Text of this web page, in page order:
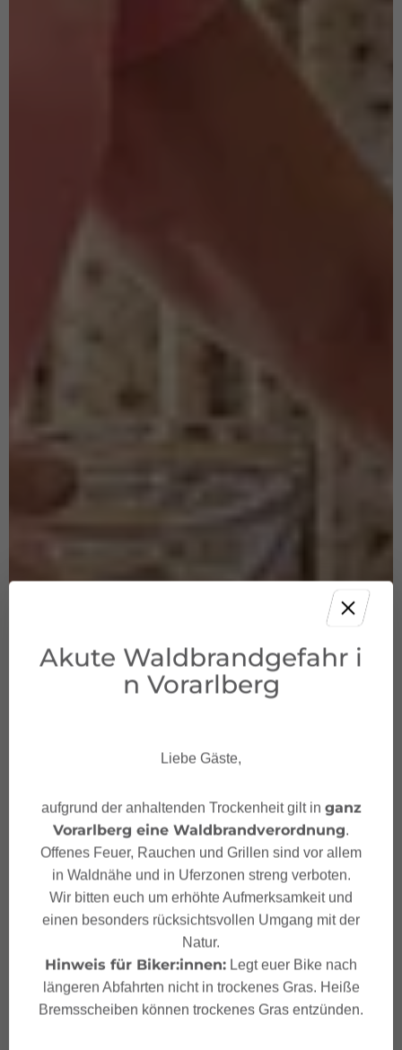
Akute Waldbrandgefahr i
n Vorarlberg
Liebe Gäste,
aufgrund der anhaltenden Trockenheit gilt in ganz
Vorarlberg eine Waldbrandverordnung.
Offenes Feuer, Rauchen und Grillen sind vor allem
in Waldnähe und in Uferzonen streng verboten.
Wir bitten euch um erhöhte Aufmerksamkeit und
einen besonders rücksichtsvollen Umgang mit der
Natur.
Hinweis für Biker:innen: Legt euer Bike nach
längeren Abfahrten nicht in trockenes Gras. Heiße
Bremsscheiben können trockenes Gras entzünden.